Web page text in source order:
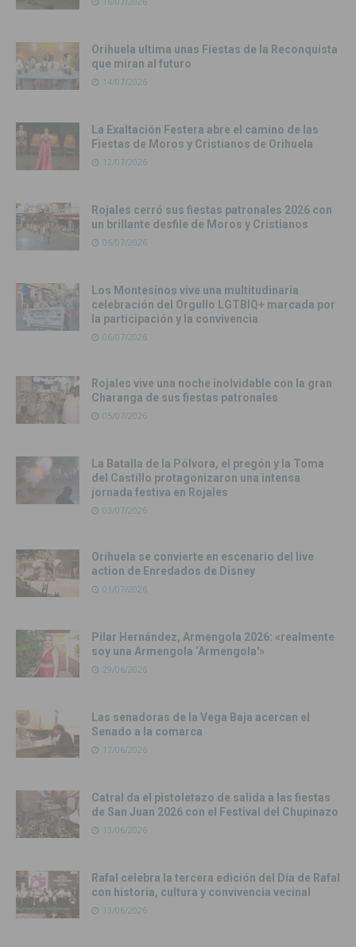
Orihuela ultima unas Fiestas de la Reconquista
que miran al futuro
14/07/2026
La Exaltación Festera abre el camino de las
Fiestas de Moros y Cristianos de Orihuela
12/07/2026
Rojales cerró sus fiestas patronales 2026 con
un brillante desfile de Moros y Cristianos
06/07/2026
Los Montesinos vive una multitudinaria
celebración del Orgullo LGTBIQ+ marcada por
la participación y la convivencia
06/07/2026
Rojales vive una noche inolvidable con la gran
Charanga de sus fiestas patronales
05/07/2026
La Batalla de la Pólvora, el pregón y la Toma
del Castillo protagonizaron una intensa
jornada festiva en Rojales
03/07/2026
Orihuela se convierte en escenario del live
action de Enredados de Disney
01/07/2026
Pilar Hernández, Armengola 2026: «realmente
soy una Armengola ‘Armengola'»
29/06/2026
Las senadoras de la Vega Baja acercan el
Senado a la comarca
17/06/2026
Catral da el pistoletazo de salida a las fiestas
de San Juan 2026 con el Festival del Chupinazo
13/06/2026
Rafal celebra la tercera edición del Día de Rafal
con historia, cultura y convivencia vecinal
13/06/2026